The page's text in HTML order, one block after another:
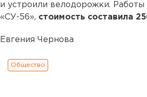
и устроили велодорожки.
«СУ-56», стоимость составила
Евгения Чернова
Общество